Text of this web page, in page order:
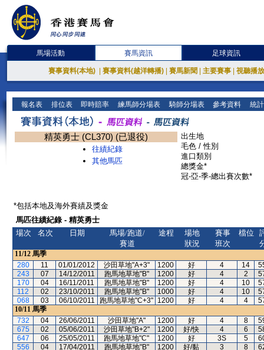
馬場活動 賽馬資訊 足球資訊
賽事資料(本地) 賽事資料(越洋轉播) 賽馬新聞 主要賽事 視聽播
報名表 排位表 即時賠率 練馬師分場表 騎師分場表 參考資料 統
精英勇士 (CL370) (已退役)
往績紀錄
其他馬匹
出生地
毛色 / 性別
進口類別
總獎金*
冠-亞-季-總出賽次數*
*包括本地及海外賽績及獎金
馬匹往績紀錄 - 精英勇士
場次
名次 日期
馬場/跑道/
賽道
途程
場地
狀況
賽事
班次
檔位
11/12 馬季
280
11 01/01/2012 沙田草地"A+3" 1200 好 4 14
243
07 14/12/2011 跑馬地草地"B" 1200 好 4 2
170
04 16/11/2011 跑馬地草地"B" 1200 好 4 10
112
02 23/10/2011 跑馬地草地"B" 1000 好 4 10
068
03 06/10/2011 跑馬地草地"C+3" 1200 好 4 4
10/11 馬季
732
04 26/06/2011 沙田草地"A" 1200 好 4 8
675
02 05/06/2011 沙田草地"B+2" 1200 好/快 4 6
647
06 25/05/2011 跑馬地草地"C" 1200 好 3S 5
556
04 17/04/2011 跑馬地草地"B" 1200 好/黏 3 8